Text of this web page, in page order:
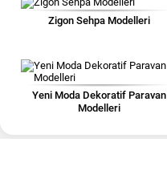
Zigon Sehpa Modelleri
Yeni Moda Dekoratif Paravan
Modelleri